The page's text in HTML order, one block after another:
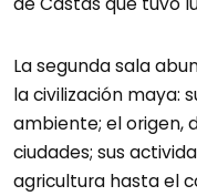
La segunda sala
la civilización maya:
ambiente; el origen,
ciudades; sus
agricultura hasta el